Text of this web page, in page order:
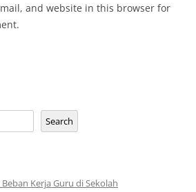
and website in this browser for
Search
Kerja Guru di Sekolah